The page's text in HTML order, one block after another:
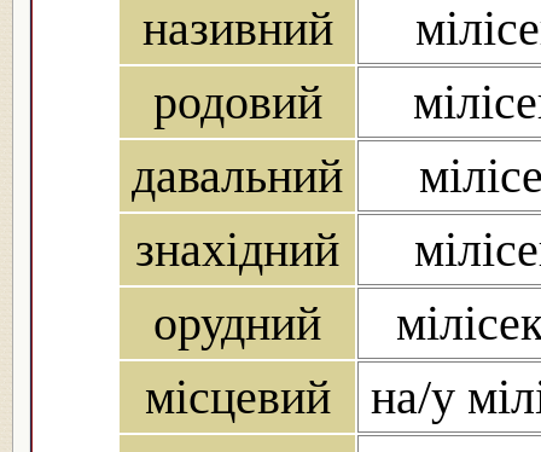
називний
родовий
давальний
знахідний
орудний
місцевий
на/у